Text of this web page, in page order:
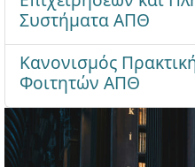
Συστήματα ΑΠΘ
Κανονισμός
Φοιτητών ΑΠΘ